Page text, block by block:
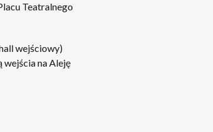
Teatralnego
wejściowy)
wejścia na Aleję